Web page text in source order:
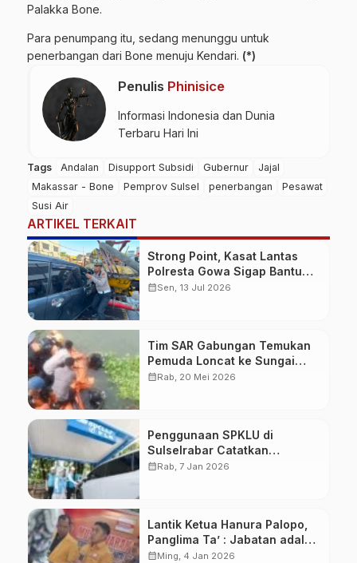
Palakka Bone.
Para penumpang itu, sedang menunggu untuk
penerbangan dari Bone menuju Kendari. (*)
Penulis Phinisice
Informasi Indonesia dan Dunia
Terbaru Hari Ini
Tags Andalan Disupport Subsidi Gubernur
Jajal
Makassar - Bone
Pemprov Sulsel penerbangan
Pesawat
Susi Air
ARTIKEL TERKAIT
Strong Point, Kasat Lantas
Polresta Gowa Sigap Bantu
Korban Kecelakaan
calendar_monthSen, 13 Jul 2026
Tim SAR Gabungan Temukan
Pemuda Loncat ke Sungai
Pampang Makassar
calendar_monthRab, 20 Mei 2026
Penggunaan SPKLU di
Sulselrabar Catatkan
Kenaikan Tiga Kali Lipat di
calendar_monthRab, 7 Jan 2026
Lantik Ketua Hanura Palopo,
Panglima Ta’ : Jabatan adalah
amanah siap dipertanggung
calendar_monthMing, 4 Jan 2026